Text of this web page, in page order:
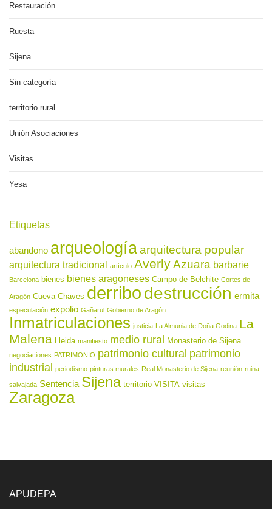
Restauración
Ruesta
Sijena
Sin categoría
territorio rural
Unión Asociaciones
Visitas
Yesa
Etiquetas
abandono arqueologíaarquitectura popular
arquitectura tradicional artículo AverlyAzuara barbarie
Barcelona bienes bienes aragoneses Campo de Belchite Cortes de
Aragón Cueva Chaves derribodestrucción ermita
especulación expolio Gañarul Gobierno de Aragón
Inmatriculaciones justicia La Almunia de Doña Godina La
Malena
Lleida manifiesto medio rural Monasterio de Sijena
negociaciones PATRIMONIO patrimonio cultural patrimonio
industrial periodismo pinturas murales Real Monasterio de Sijena reunión ruina
salvajada Sentencia Sijena territorio VISITA visitas
Zaragoza
APUDEPA